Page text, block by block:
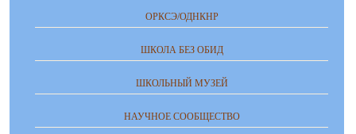
ОРКСЭ/ОДНКНР
ШКОЛА БЕЗ ОБИД
ШКОЛЬНЫЙ МУЗЕЙ
НАУЧНОЕ СООБЩЕСТВО